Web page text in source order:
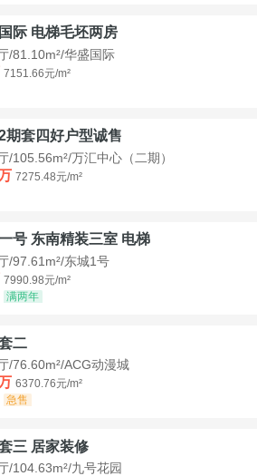
际 电梯毛坯两房
/81.10m²/华盛国际
7151.66元/m²
期套四好户型诚售
/105.56m²/万汇中心（二期）
7275.48元/m²
号 东南精装三室 电梯
/97.61m²/东城1号
7990.98元/m²
满两年
二
/76.60m²/ACG动漫城
6370.76元/m²
急售
三 居家装修
/104.63m²/九号花园